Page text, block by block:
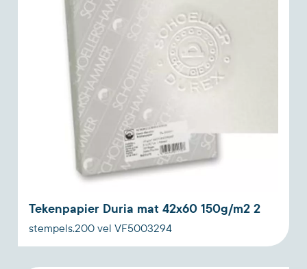
Tekenpapier Duria mat 42x60 150g/m2 2
stempels.200 vel VF5003294